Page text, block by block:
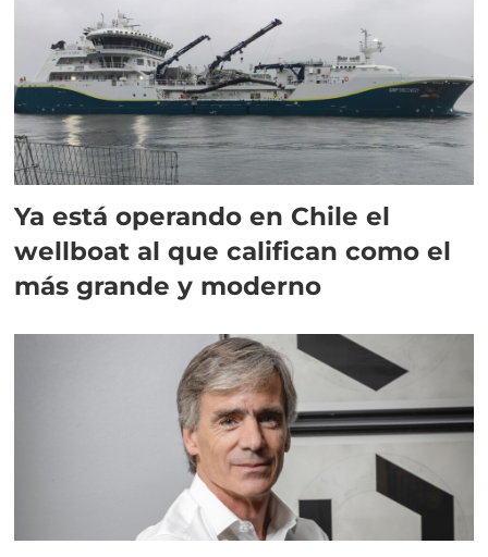
Ya está operando en Chile el
wellboat al que califican como el
más grande y moderno